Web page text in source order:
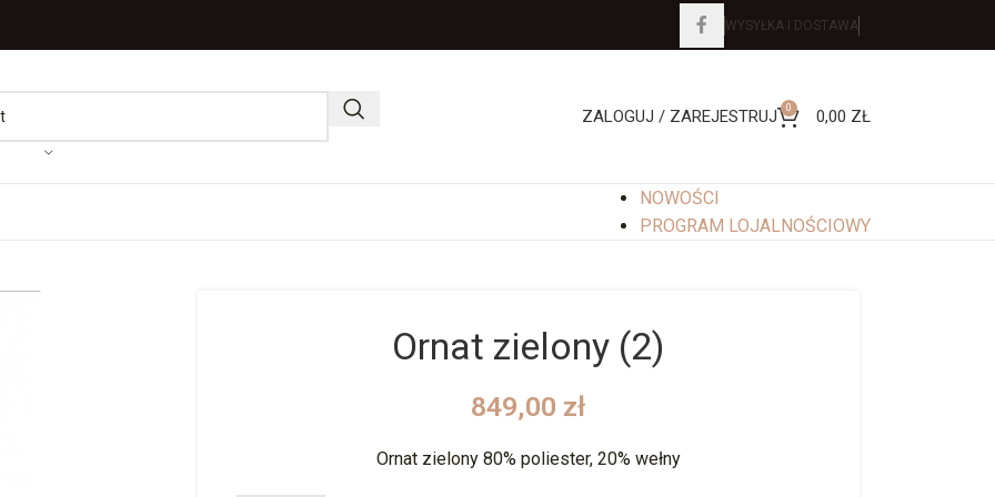
WYSYŁKA I DOSTAWA
ZALOGUJ / ZAREJESTRUJ 0 0,00 ZŁ
NOWOŚCI
PROGRAM LOJALNOŚCIOWY
Ornat zielony (2)
849,00 zł
Ornat zielony 80% poliester, 20% wełny